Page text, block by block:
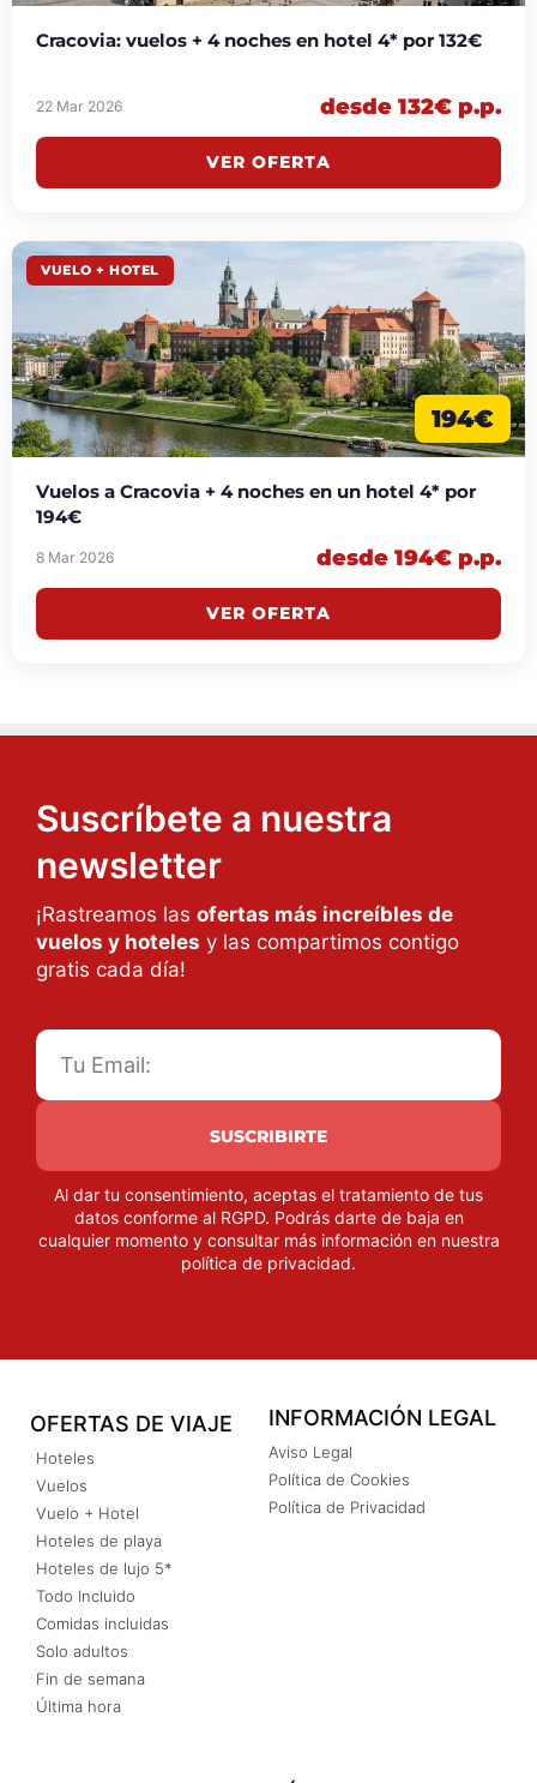
Cracovia: vuelos + 4 noches en hotel 4* por 132€
22 Mar 2026 desde 132€ p.p.
VER OFERTA
VUELO + HOTEL
194€
Vuelos a Cracovia + 4 noches en un hotel 4* por
194€
8 Mar 2026 desde 194€ p.p.
VER OFERTA
Suscríbete a nuestra
newsletter
¡Rastreamos las ofertas más increíbles de
vuelos y hoteles y las compartimos contigo
gratis cada día!
SUSCRIBIRTE
Al dar tu consentimiento, aceptas el tratamiento de tus
datos conforme al RGPD. Podrás darte de baja en
cualquier momento y consultar más información en nuestra
política de privacidad.
OFERTAS DE VIAJE
Hoteles
Vuelos
Vuelo + Hotel
Hoteles de playa
Hoteles de lujo 5*
Todo Incluido
Comidas incluidas
Solo adultos
Fin de semana
Última hora
INFORMACIÓN LEGAL
Aviso Legal
Política de Cookies
Política de Privacidad